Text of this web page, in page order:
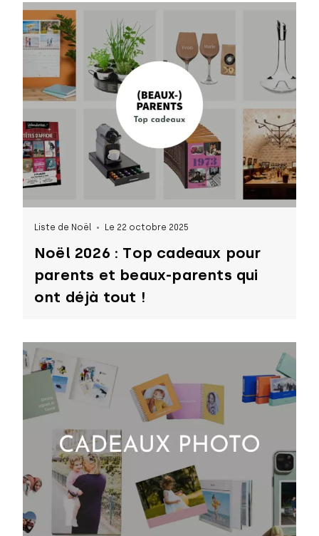
Liste de Noël Le 22 octobre 2025
Noël 2026 : Top cadeaux pour
parents et beaux-parents qui
ont déjà tout !